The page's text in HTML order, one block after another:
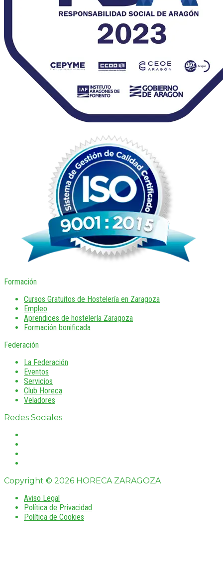
Formación
Cursos Gratuitos de Hostelería en Zaragoza
Empleo
Aprendices de hostelería Zaragoza
Formación bonificada
Federación
La Federación
Eventos
Servicios
Club Horeca
Veladores
Redes Sociales
Copyright © 2026 HORECA ZARAGOZA
Aviso Legal
Política de Privacidad
Política de Cookies